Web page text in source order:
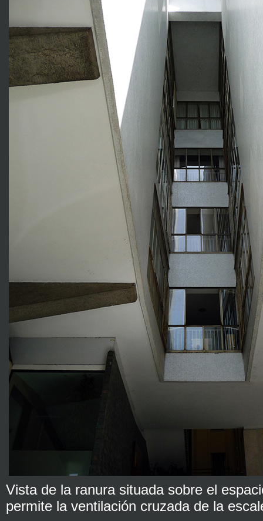
Vista de la ranura situada sobre el
permite la ventilación cruzada de la